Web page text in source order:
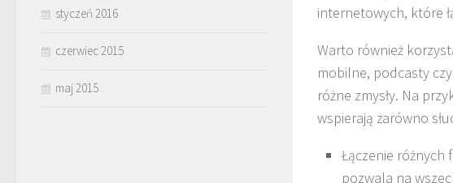
internetowych, które
Warto również
mobilne, podcasty
różne zmysły. Na
wspierają zarówno
Łączenie różnych
pozwala na
styczeń 2016
czerwiec 2015
maj 2015